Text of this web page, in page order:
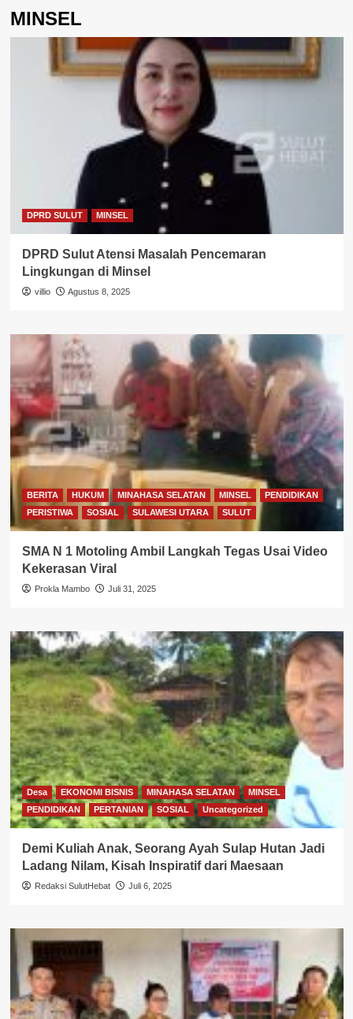
MINSEL
DPRD SULUT MINSEL
DPRD Sulut Atensi Masalah Pencemaran
Lingkungan di Minsel
villio Agustus 8, 2025
BERITA HUKUM MINAHASA SELATAN MINSEL
PENDIDIKAN
PERISTIWA
SOSIAL SULAWESI UTARA SULUT
SMA N 1 Motoling Ambil Langkah Tegas Usai Video
Kekerasan Viral
Prokla Mambo Juli 31, 2025
Desa EKONOMI BISNIS MINAHASA SELATAN
MINSEL
PENDIDIKAN
PERTANIAN SOSIAL Uncategorized
Demi Kuliah Anak, Seorang Ayah Sulap Hutan Jadi
Ladang Nilam, Kisah Inspiratif dari Maesaan
Redaksi SulutHebat Juli 6, 2025